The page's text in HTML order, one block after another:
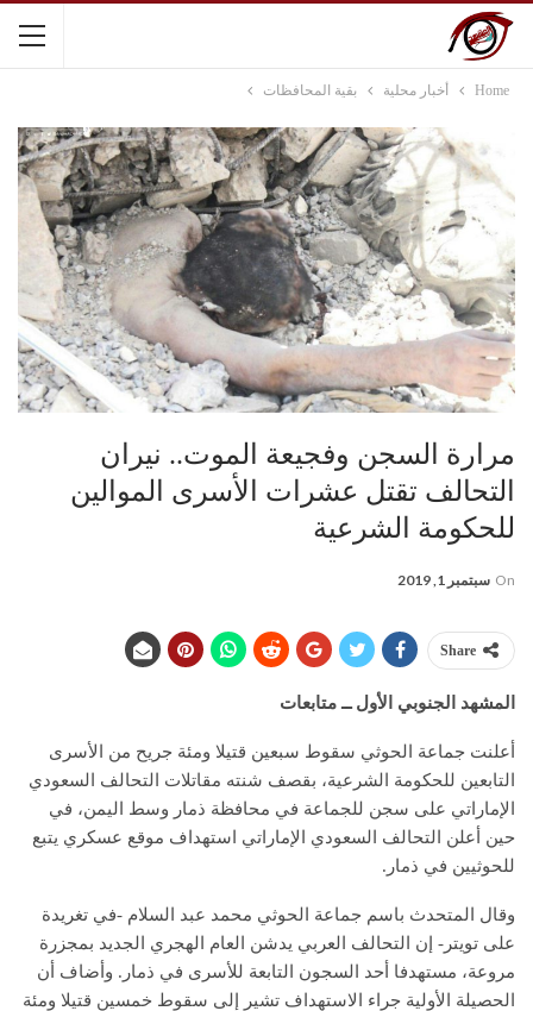
Home أخبار محلية بقية المحافظات
مرارة السجن وفجيعة الموت.. نيران
التحالف تقتل عشرات الأسرى الموالين
للحكومة الشرعية
On سبتمبر 1, 2019
Share
المشهد الجنوبي الأول ــ متابعات
أعلنت جماعة الحوثي سقوط سبعين قتيلا ومئة جريح من الأسرى
التابعين للحكومة الشرعية، بقصف شنته مقاتلات التحالف السعودي
الإماراتي على سجن للجماعة في محافظة ذمار وسط اليمن، في
حين أعلن التحالف السعودي الإماراتي استهداف موقع عسكري يتبع
للحوثيين في ذمار.
وقال المتحدث باسم جماعة الحوثي محمد عبد السلام -في تغريدة
على تويتر- إن التحالف العربي يدشن العام الهجري الجديد بمجزرة
مروعة، مستهدفا أحد السجون التابعة للأسرى في ذمار. وأضاف أن
الحصيلة الأولية جراء الاستهداف تشير إلى سقوط خمسين قتيلا ومئة